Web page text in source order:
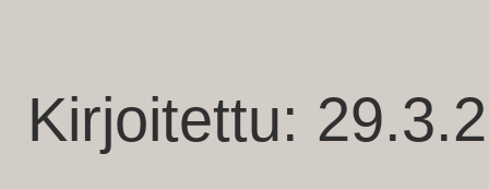
Kirjoitettu: